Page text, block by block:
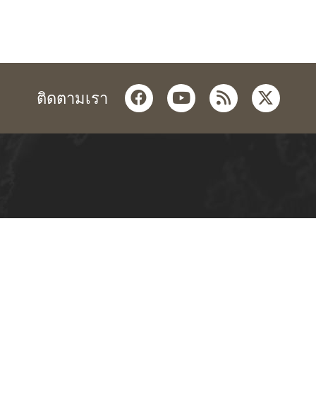
ติดตามเรา facebookyoutube
rss twitter